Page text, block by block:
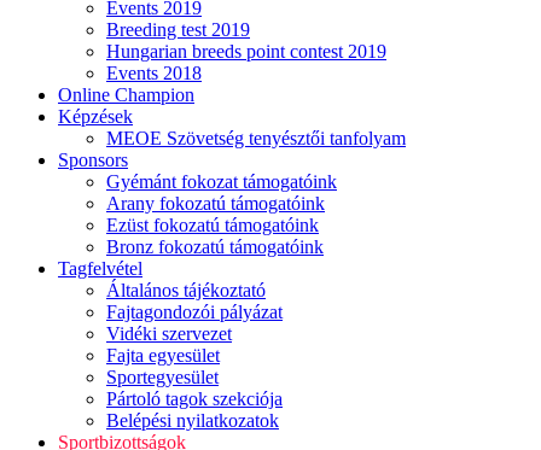
Events 2019
Breeding test 2019
Hungarian breeds point contest 2019
Events 2018
Online Champion
Képzések
MEOE Szövetség tenyésztői tanfolyam
Sponsors
Gyémánt fokozat támogatóink
Arany fokozatú támogatóink
Ezüst fokozatú támogatóink
Bronz fokozatú támogatóink
Tagfelvétel
Általános tájékoztató
Fajtagondozói pályázat
Vidéki szervezet
Fajta egyesület
Sportegyesület
Pártoló tagok szekciója
Belépési nyilatkozatok
Sportbizottságok